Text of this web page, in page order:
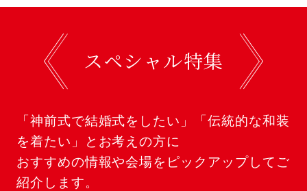
和婚コラム
クリップリスト
スペシャル特集
「神前式で結婚式をしたい」「伝統的な和装
を着たい」とお考えの方に
おすすめの情報や会場をピックアップしてご
紹介します。